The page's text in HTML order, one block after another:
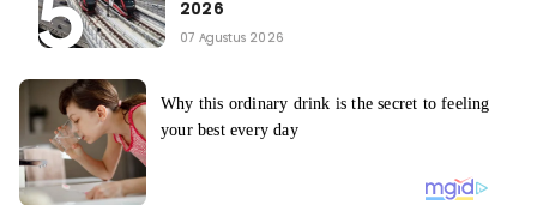
2026
07 Agustus 2026